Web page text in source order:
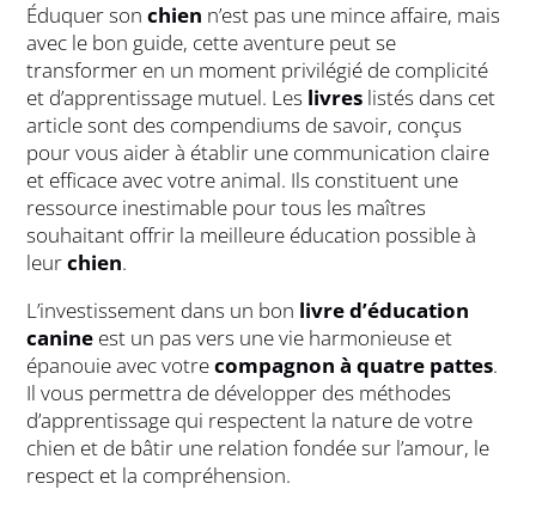
Éduquer sonchien n’est pas une mince affaire, mais
avec le bon guide, cette aventure peut se
transformer en un moment privilégié de complicité
et d’apprentissage mutuel. Les livres listés dans cet
article sont des compendiums de savoir, conçus
pour vous aider à établir une communication claire
et efficace avec votre animal. Ils constituent une
ressource inestimable pour tous les maîtres
souhaitant offrir la meilleure éducation possible à
leurchien.
L’investissement dans un bon livre d’éducation
canine est un pas vers une vie harmonieuse et
épanouie avec votrecompagnon à quatre pattes.
Il vous permettra de développer des méthodes
d’apprentissage qui respectent la nature de votre
chien et de bâtir une relation fondée sur l’amour, le
respect et la compréhension.